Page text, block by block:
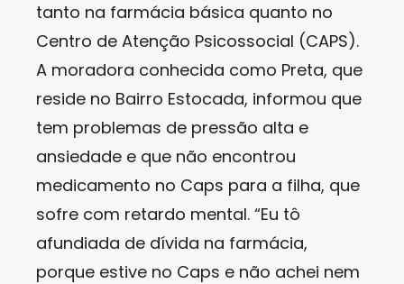
tanto na farmácia básica quanto no
Centro de Atenção Psicossocial (CAPS).
A moradora conhecida como Preta, que
reside no Bairro Estocada, informou que
tem problemas de pressão alta e
ansiedade e que não encontrou
medicamento no Caps para a filha, que
sofre com retardo mental. “Eu tô
afundiada de dívida na farmácia,
porque estive no Caps e não achei nem